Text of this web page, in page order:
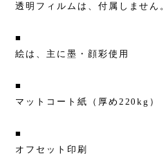
透明フィルムは、付属しません。
■
絵は、主に墨・顔彩使用
■
マットコート紙（厚め220kg）
■
オフセット印刷